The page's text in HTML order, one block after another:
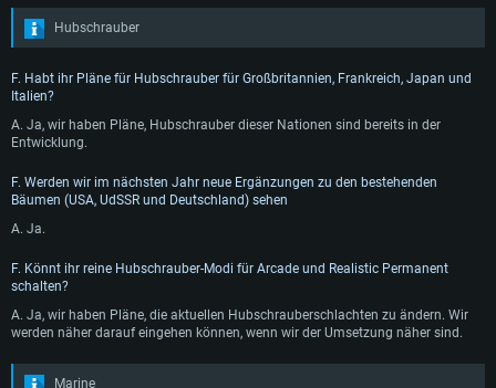
Empfohlen
Betriebssystem: Windows 10/11 (64bit)
Prozessor: Intel Core i5 / Ryzen 5 3600 oder besser
Arbeitsspeicher: 16 GB und mehr
GeForce GTX 1060 oder höher / AMD Radeon RX 570 oder höher
Netzwerk: Breitband-Internetverbindung
Festplatte: 60,2 GB (Full Client)
Festplatte: 21,5 GB (minimaler Client)
Betriebssystem: Mac OS Big Sur 11.0 oder neuer
Prozessor: Intel Core i7 (Intel Xeon Prozessoren werden nicht unterstützt)
Arbeitsspeicher: 8 GB
Grafikkarte: Radeon Vega II oder höher mit Metal Support
Netzwerk: Breitband-Internetverbindung
Festplatte: 60,2 GB (Full Client)
Festplatte: 21,5 GB (minimaler Client)
Empfohlen
Prozessor: Intel Core i7
Grafikkarte: NVIDIA 1060 mit den neuesten Treibern (nicht älter als 6
Monate) / vergleichbare AMD (Radeon RX 570) mit den neuesten Treibern
(nicht älter als 6 Monate); mit Vulkan Support
Netzwerk: Breitband-Internetverbindung
Festplatte: 60,2 GB (Full Client)
Hubschrauber
F. Habt ihr Pläne für Hubschrauber für Großbritannien, Frankreich, Japan und
Italien?
A. Ja, wir haben Pläne, Hubschrauber dieser Nationen sind bereits in der
Entwicklung.
F. Werden wir im nächsten Jahr neue Ergänzungen zu den bestehenden
Bäumen (USA, UdSSR und Deutschland) sehen
A. Ja.
F. Könnt ihr reine Hubschrauber-Modi für Arcade und Realistic Permanent
schalten?
A. Ja, wir haben Pläne, die aktuellen Hubschrauberschlachten zu ändern. Wir
werden näher darauf eingehen können, wenn wir der Umsetzung näher sind.
Marine